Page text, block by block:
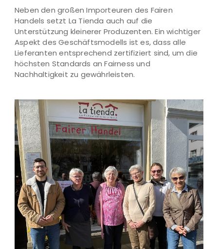
Neben den großen Importeuren des Fairen
Handels setzt La Tienda auch auf die
Unterstützung kleinerer Produzenten. Ein wichtiger
Aspekt des Geschäftsmodells ist es, dass alle
Lieferanten entsprechend zertifiziert sind, um die
höchsten Standards an Fairness und
Nachhaltigkeit zu gewährleisten.